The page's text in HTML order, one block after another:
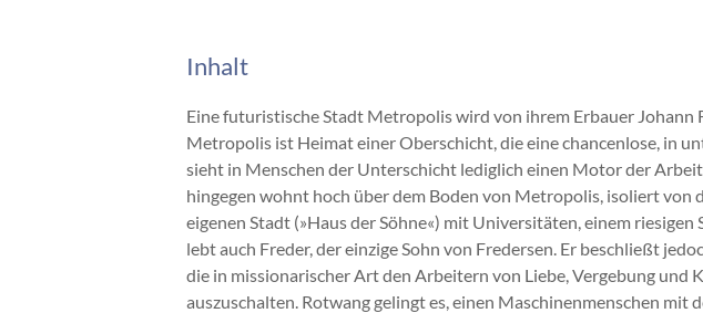
Inhalt
Eine futuristische Stadt Metropolis wird von ihrem Erbauer Johann
Metropolis ist Heimat einer Oberschicht, die eine chancenlose, in
sieht in Menschen der Unterschicht lediglich einen Motor der
hingegen wohnt hoch über dem Boden von Metropolis, isoliert von
eigenen Stadt (»Haus der Söhne«) mit Universitäten, einem
lebt auch Freder, der einzige Sohn von Fredersen. Er beschließt
die in missionarischer Art den Arbeitern von Liebe, Vergebung
auszuschalten. Rotwang gelingt es, einen Maschinenmenschen mit